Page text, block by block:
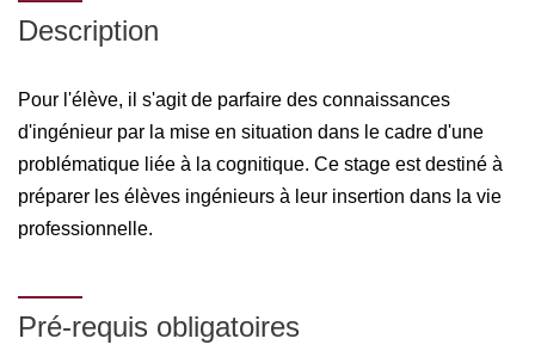
Description
Pour l'élève, il s'agit de parfaire des connaissances
d'ingénieur par la mise en situation dans le cadre d'une
problématique liée à la cognitique. Ce stage est destiné à
préparer les élèves ingénieurs à leur insertion dans la vie
professionnelle.
Pré-requis obligatoires